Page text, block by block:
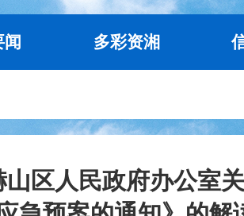
多彩资湘
山区人民政府办公室